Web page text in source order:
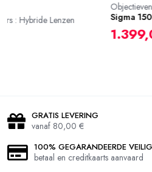
Objectieven : Objectieven and
Sigma 150-600mm f/5-6.3 DG DN
GRATIS LEVERING
vanaf 80,00 €
100% GEGARANDEERDE
betaal en creditkaarts aanvaard